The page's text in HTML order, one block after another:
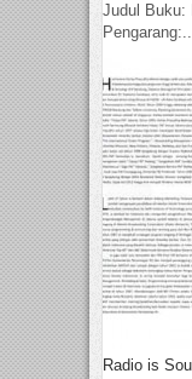
Judul Buku:
Radio is